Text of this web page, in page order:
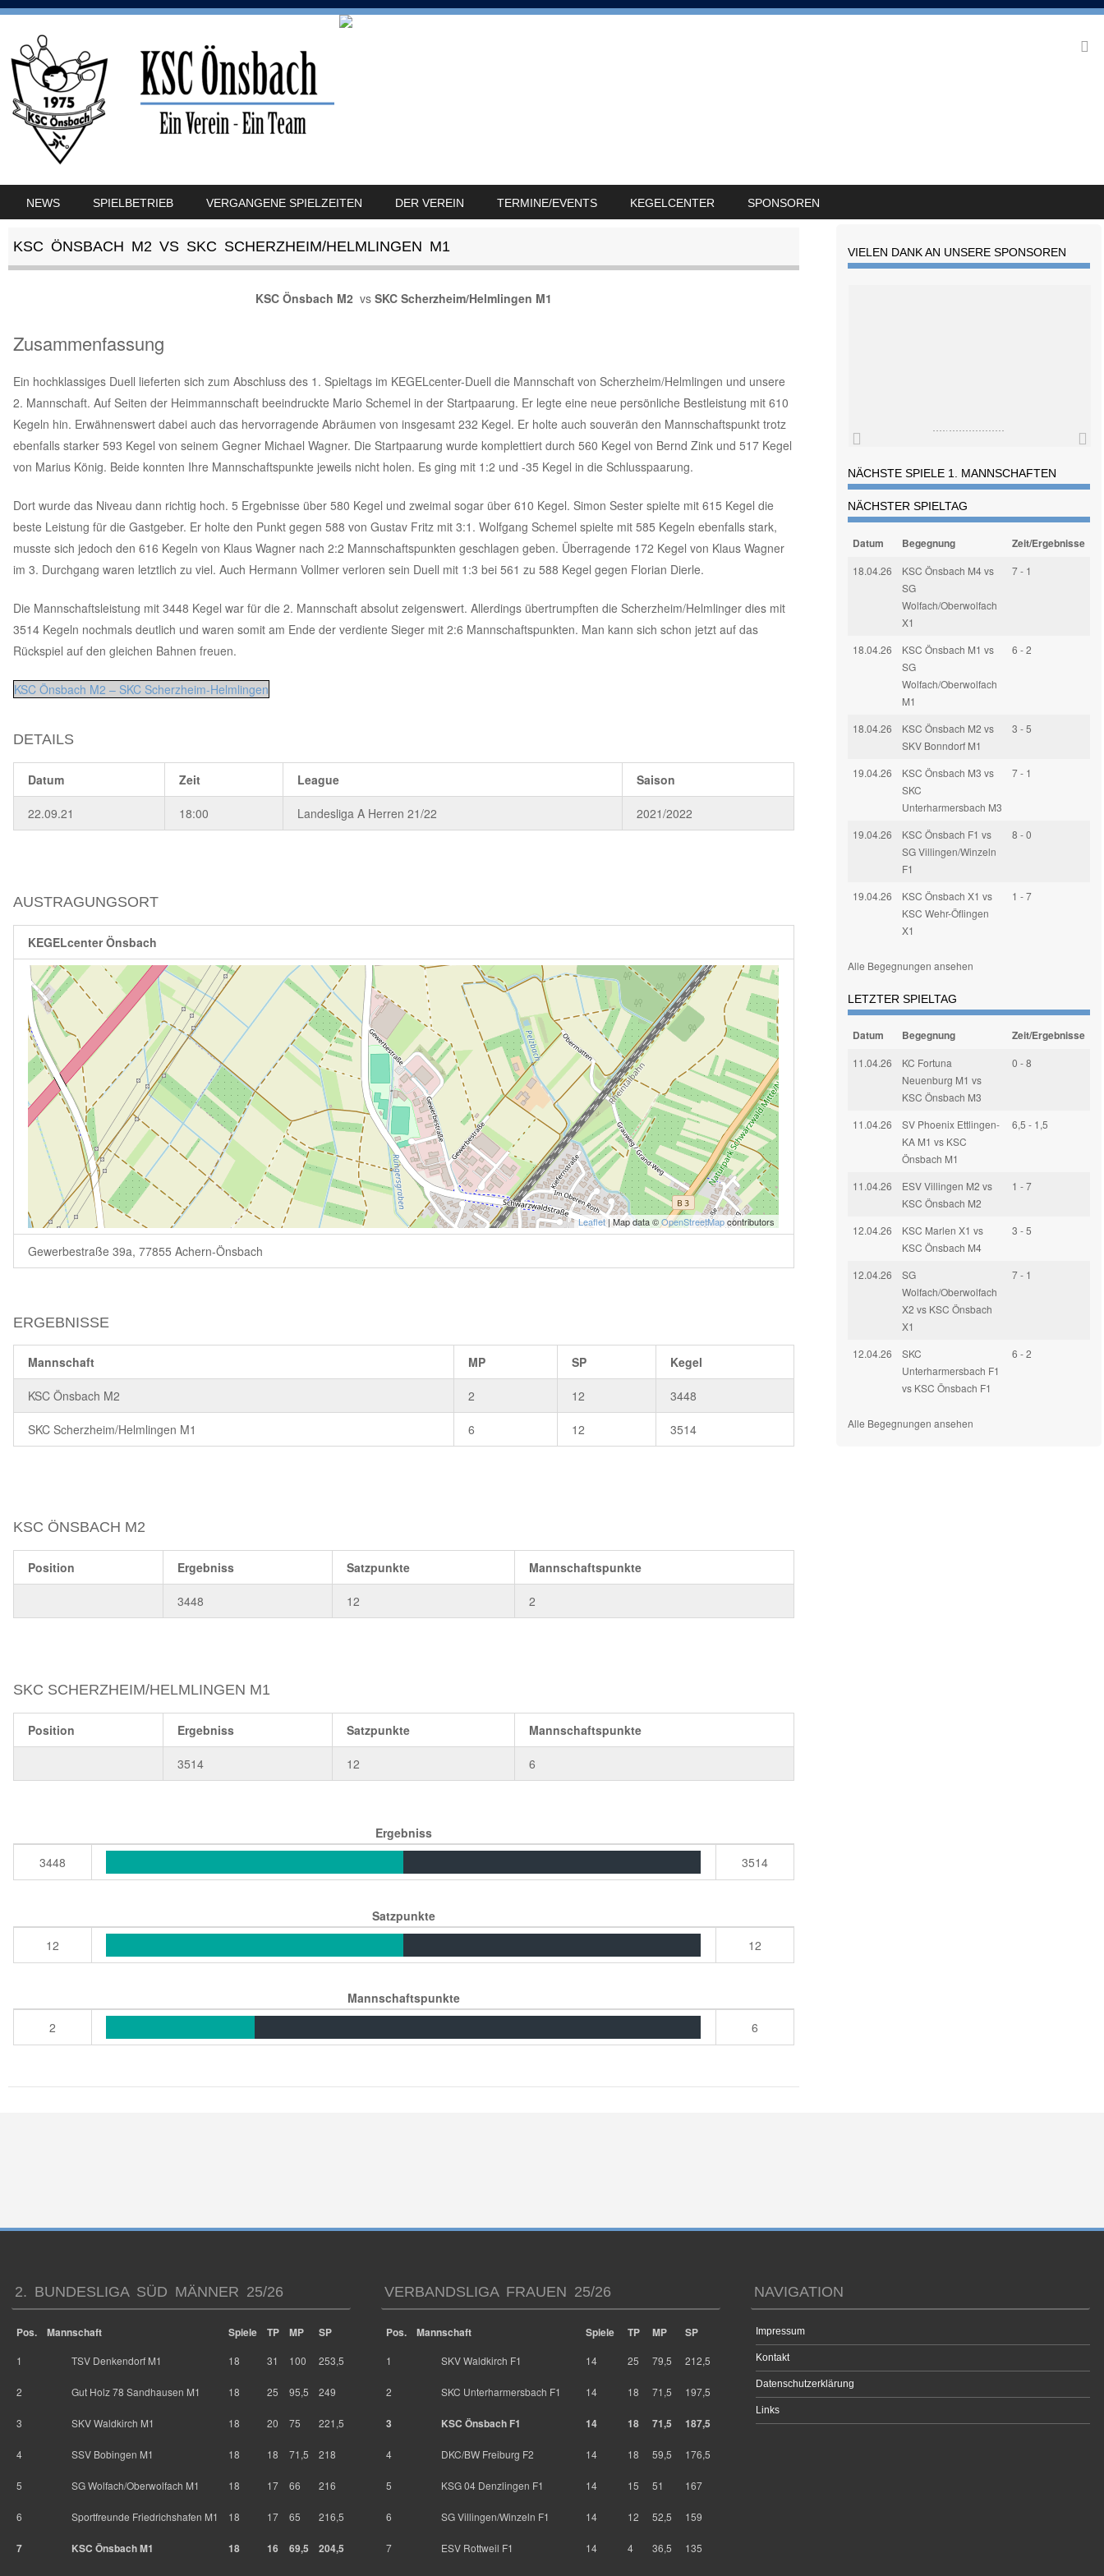
MENU
NEWS SPIELBETRIEB VERGANGENE SPIELZEITEN DER VEREIN TERMINE/EVENTS KEGELCENTER SPONSOREN
KSC ÖNSBACH M2 VS SKC SCHERZHEIM/HELMLINGEN M1
KSC Önsbach M2 vsSKC Scherzheim/Helmlingen M1
Zusammenfassung
Ein hochklassiges Duell lieferten sich zum Abschluss des 1. Spieltags im KEGELcenter-Duell die Mannschaft von Scherzheim/Helmlingen und unsere
2. Mannschaft. Auf Seiten der Heimmannschaft beeindruckte Mario Schemel in der Startpaarung. Er legte eine neue persönliche Bestleistung mit 610
Kegeln hin. Erwähnenswert dabei auch das hervorragende Abräumen von insgesamt 232 Kegel. Er holte auch souverän den Mannschaftspunkt trotz
ebenfalls starker 593 Kegel von seinem Gegner Michael Wagner. Die Startpaarung wurde komplettiert durch 560 Kegel von Bernd Zink und 517 Kegel
von Marius König. Beide konnten Ihre Mannschaftspunkte jeweils nicht holen. Es ging mit 1:2 und -35 Kegel in die Schlusspaarung.
Dort wurde das Niveau dann richtig hoch. 5 Ergebnisse über 580 Kegel und zweimal sogar über 610 Kegel. Simon Sester spielte mit 615 Kegel die
beste Leistung für die Gastgeber. Er holte den Punkt gegen 588 von Gustav Fritz mit 3:1. Wolfgang Schemel spielte mit 585 Kegeln ebenfalls stark,
musste sich jedoch den 616 Kegeln von Klaus Wagner nach 2:2 Mannschaftspunkten geschlagen geben. Überragende 172 Kegel von Klaus Wagner
im 3. Durchgang waren letztlich zu viel. Auch Hermann Vollmer verloren sein Duell mit 1:3 bei 561 zu 588 Kegel gegen Florian Dierle.
Die Mannschaftsleistung mit 3448 Kegel war für die 2. Mannschaft absolut zeigenswert. Allerdings übertrumpften die Scherzheim/Helmlinger dies mit
3514 Kegeln nochmals deutlich und waren somit am Ende der verdiente Sieger mit 2:6 Mannschaftspunkten. Man kann sich schon jetzt auf das
Rückspiel auf den gleichen Bahnen freuen.
KSC Önsbach M2 – SKC Scherzheim-Helmlingen
DETAILS
Datum Zeit League Saison
22.09.21 18:00 Landesliga A Herren 21/22 2021/2022
AUSTRAGUNGSORT
KEGELcenter Önsbach
Leaflet| Map data ©OpenStreetMapcontributors
Gewerbestraße 39a, 77855 Achern-Önsbach
ERGEBNISSE
Mannschaft MP SP Kegel
KSC Önsbach M2 2 12 3448
SKC Scherzheim/Helmlingen M1 6 12 3514
KSC ÖNSBACH M2
Position Ergebniss Satzpunkte Mannschaftspunkte
3448 12 2
SKC SCHERZHEIM/HELMLINGEN M1
Position Ergebniss Satzpunkte Mannschaftspunkte
3514 12 6
Ergebniss
3448
3514
Satzpunkte
12
12
Mannschaftspunkte
2
6
VIELEN DANK AN UNSERE SPONSOREN
NÄCHSTE SPIELE 1. MANNSCHAFTEN
NÄCHSTER SPIELTAG
Datum Begegnung Zeit/Ergebnisse
18.04.26
KSC Önsbach M4 vs
SG
Wolfach/Oberwolfach
X1
7 - 1
18.04.26
KSC Önsbach M1 vs
SG
Wolfach/Oberwolfach
M1
6 - 2
18.04.26
KSC Önsbach M2 vs
SKV Bonndorf M1
3 - 5
19.04.26
KSC Önsbach M3 vs
SKC
Unterharmersbach M3
7 - 1
19.04.26
KSC Önsbach F1 vs
SG Villingen/Winzeln
F1
8 - 0
19.04.26
KSC Önsbach X1 vs
KSC Wehr-Öflingen
X1
1 - 7
Alle Begegnungen ansehen
LETZTER SPIELTAG
Datum Begegnung Zeit/Ergebnisse
11.04.26
KC Fortuna
Neuenburg M1 vs
KSC Önsbach M3
0 - 8
11.04.26
SV Phoenix Ettlingen-
KA M1 vs KSC
Önsbach M1
6,5 - 1,5
11.04.26
ESV Villingen M2 vs
KSC Önsbach M2
1 - 7
12.04.26
KSC Marlen X1 vs
KSC Önsbach M4
3 - 5
12.04.26
SG
Wolfach/Oberwolfach
X2 vs KSC Önsbach
X1
7 - 1
12.04.26
SKC
Unterharmersbach F1
vs KSC Önsbach F1
6 - 2
Alle Begegnungen ansehen
2. BUNDESLIGA SÜD MÄNNER 25/26
Pos. Mannschaft Spiele TP MP SP
1 TSV Denkendorf M1 18 31 100 253,5
2 Gut Holz 78 Sandhausen M1 18 25 95,5 249
3 SKV Waldkirch M1 18 20 75 221,5
4 SSV Bobingen M1 18 18 71,5 218
5 SG Wolfach/Oberwolfach M1 18 17 66 216
6 Sportfreunde Friedrichshafen M1 18 17 65 216,5
7 KSC Önsbach M1 18 16 69,5 204,5
VERBANDSLIGA FRAUEN 25/26
Pos. Mannschaft Spiele TP MP SP
1 SKV Waldkirch F1 14 25 79,5 212,5
2 SKC Unterharmersbach F1 14 18 71,5 197,5
3 KSC Önsbach F1 14 18 71,5 187,5
4 DKC/BW Freiburg F2 14 18 59,5 176,5
5 KSG 04 Denzlingen F1 14 15 51 167
6 SG Villingen/Winzeln F1 14 12 52,5 159
7 ESV Rottweil F1 14 4 36,5 135
NAVIGATION
Impressum
Kontakt
Datenschutzerklärung
Links